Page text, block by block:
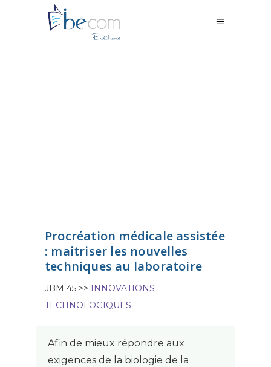
Procréation médicale assistée
: maitriser les nouvelles
techniques au laboratoire
JBM 45 >>
INNOVATIONS
TECHNOLOGIQUES
Afin de mieux répondre aux
exigences de la biologie de la